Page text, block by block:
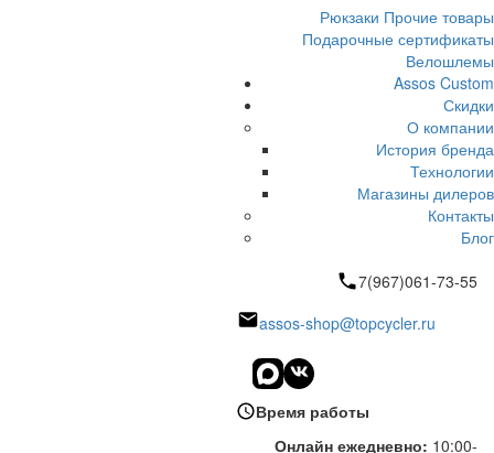
Рюкзаки Прочие товары
Подарочные сертификаты
Велошлемы
Assos Custom
Скидки
О компании
История бренда
Технологии
Магазины дилеров
Контакты
Блог
7(967)061-73-55
assos-shop@topcycler.ru
Время работы
Онлайн ежедневно: 10:00-